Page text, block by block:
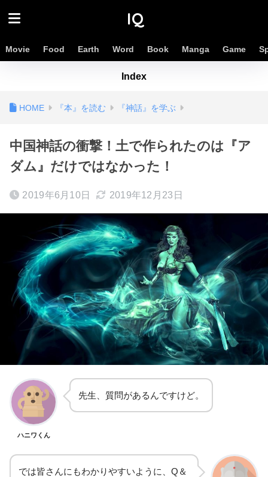
IQ
Movie Food Earth Word Book Manga Game
Index
『本』を読む 『神話』を学ぶ
中国神話の衝撃！土で作られたのは『ア
ダム』だけではなかった！
2019年6月10日 2019年12月23日
ハニワくん
先生、質問があるんですけど。
では皆さんにもわかりやすいように、Q＆